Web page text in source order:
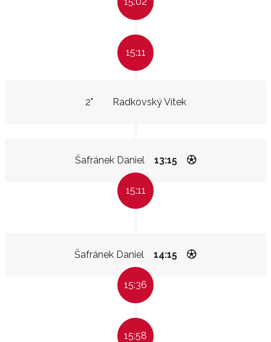
15:11
Radkovský Vítek
2"
Šafránek Daniel 13:15
15:11
Šafránek Daniel 14:15
15:36
15:58